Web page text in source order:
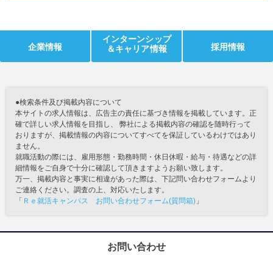
企業情報
インターンシップ
＆キャリア情報
採用情報
●検索条件及び掲載内容について
本サイトの求人情報は、広告主の責任に基づき情報を掲載しています。正
確で詳しい求人情報を目指し、 弊社による掲載内容の確認を随時行って
おりますが、掲載情報の内容についてすべてを保証しているわけではあり
ません。
就職活動の際には、雇用形態・勤務時間・休日休暇・給与・待遇などの詳
細情報をご自身で十分に確認して頂きますようお願い致します。
万一、掲載内容と事実に相違があった際は、下記問い合わせフォームより
ご連絡ください。調査の上、対応いたします。
「 Ｒｅ就活キャンパス お問い合わせフォーム(質問箱) 」
お問い合わせ